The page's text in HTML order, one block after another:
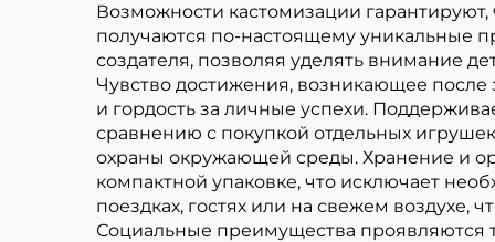
Возможности кастомизации гарантируют,
получаются по-настоящему уникальные
создателя, позволяя уделять внимание
Чувство достижения, возникающее
и гордость за личные успехи.
сравнению с покупкой отдельных
охраны окружающей среды. Хранение и
компактной упаковке, что исключает
поездках, гостях или на свежем
Социальные преимущества проявляются